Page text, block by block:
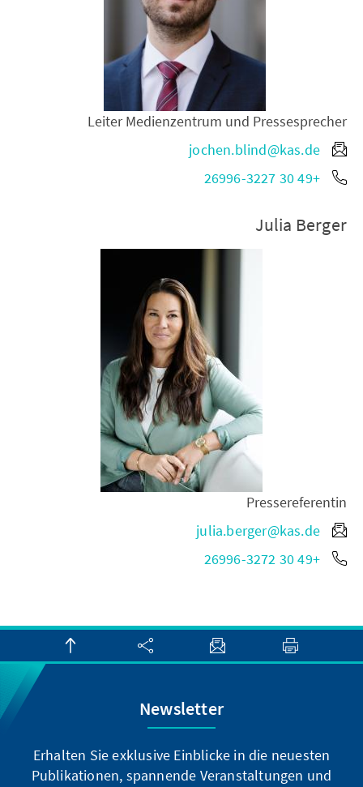
Leiter Medienzentrum und Pressesprecher
jochen.blind@kas.de
+49 30 26996-3227
Julia Berger
Pressereferentin
julia.berger@kas.de
+49 30 26996-3272
Newsletter
Erhalten Sie exklusive Einblicke in die neuesten
Publikationen, spannende Veranstaltungen und